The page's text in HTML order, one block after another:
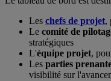
Les chefs de projet,
Le comité de
stratégiques
L'équipe projet,
Les parties
visibilité sur